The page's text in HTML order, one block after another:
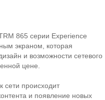
865 серии Experience
экраном, которая
и возможности сетевого
цене.
сети происходит
и появление новых